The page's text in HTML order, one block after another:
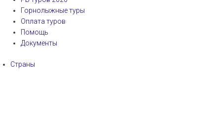
Горнолыжные туры
Оплата туров
Помощь
Документы
Страны